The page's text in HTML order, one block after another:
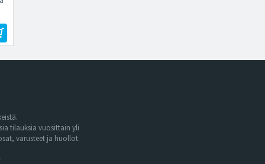
tilauksia vuosittain yli
varusteet ja huollot.